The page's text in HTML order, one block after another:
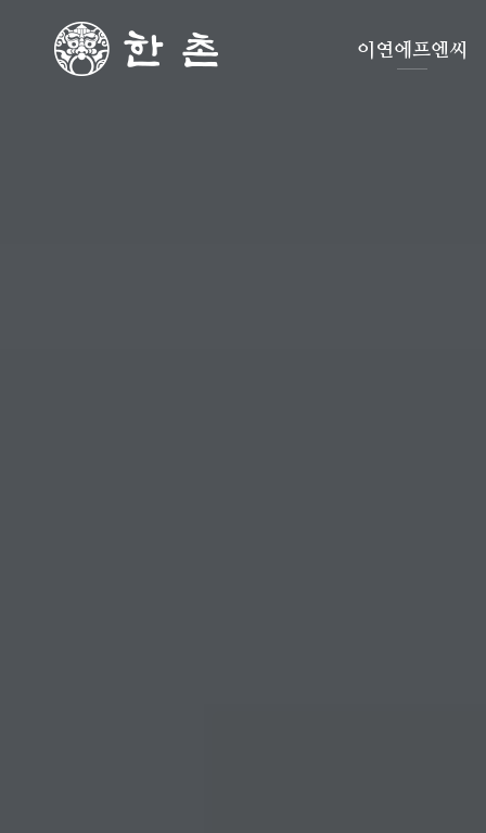
이연에프엔씨